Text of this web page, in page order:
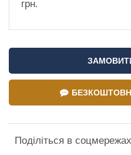
грн.
Поділіться в соцмережах